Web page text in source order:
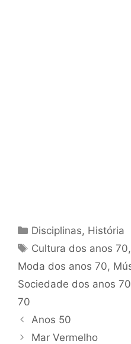
Categorias
Disciplinas, História
Tags
Cultura dos anos 70,
Moda dos anos 70,
Sociedade dos anos 70
70
Anos 50
Mar Vermelho